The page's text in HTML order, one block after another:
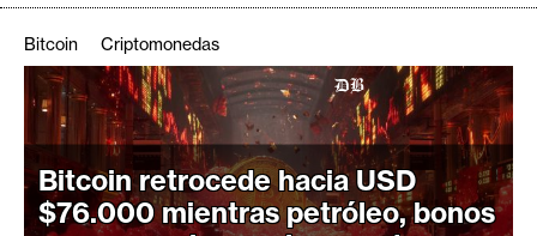
o
C
r
i
p
t
Bitcoin Criptomonedas
Bitcoin retrocede hacia USD
$76.000 mientras petróleo, bonos